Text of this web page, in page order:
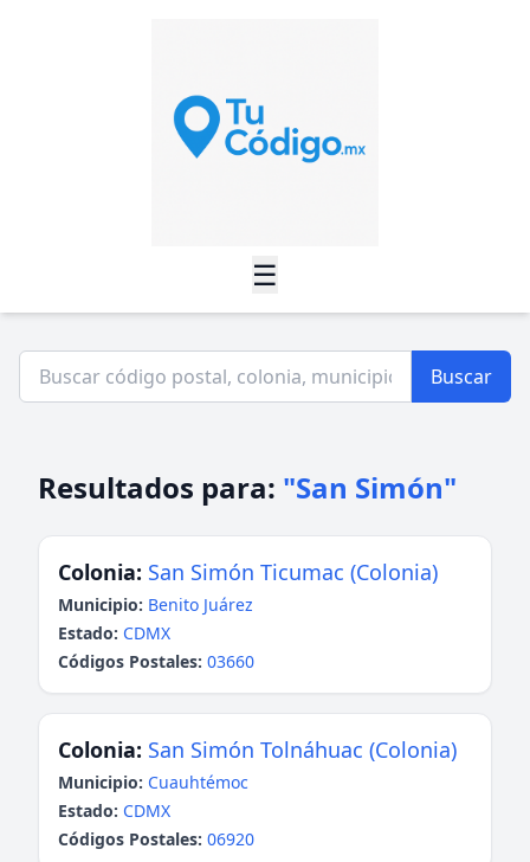
☰
Buscar
Resultados para: "San Simón"
Colonia: San Simón Ticumac (Colonia)
Municipio: Benito Juárez
Estado: CDMX
Códigos Postales: 03660
Colonia: San Simón Tolnáhuac (Colonia)
Municipio: Cuauhtémoc
Estado: CDMX
Códigos Postales: 06920